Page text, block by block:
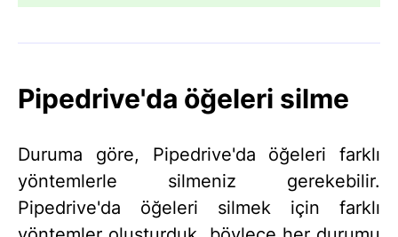
Pipedrive'da öğeleri silme
Duruma göre, Pipedrive'da öğeleri farklı
yöntemlerle silmeniz gerekebilir.
Pipedrive'da öğeleri silmek için farklı